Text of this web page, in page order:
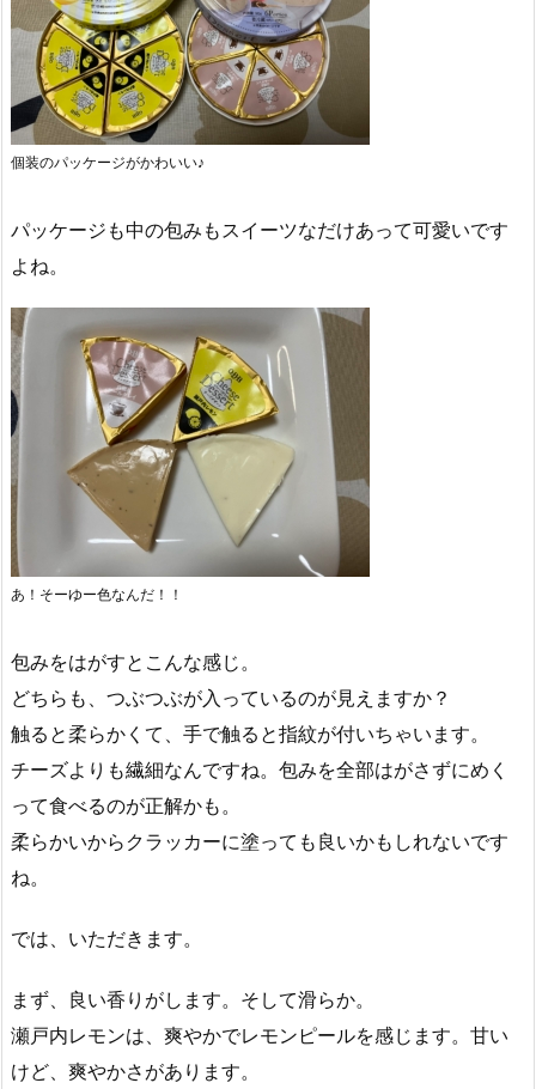
個装のパッケージがかわいい♪
パッケージも中の包みもスイーツなだけあって可愛いです
よね。
あ！そーゆー色なんだ！！
包みをはがすとこんな感じ。
どちらも、つぶつぶが入っているのが見えますか？
触ると柔らかくて、手で触ると指紋が付いちゃいます。
チーズよりも繊細なんですね。包みを全部はがさずにめく
って食べるのが正解かも。
柔らかいからクラッカーに塗っても良いかもしれないです
ね。
では、いただきます。
まず、良い香りがします。そして滑らか。
瀬戸内レモンは、爽やかでレモンピールを感じます。甘い
けど、爽やかさがあります。